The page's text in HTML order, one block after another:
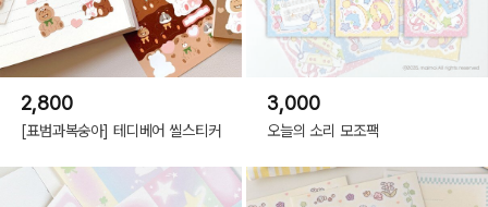
2,800
[표범과복숭아] 테디베어 씰스티커
3,000
오늘의 소리 모조팩